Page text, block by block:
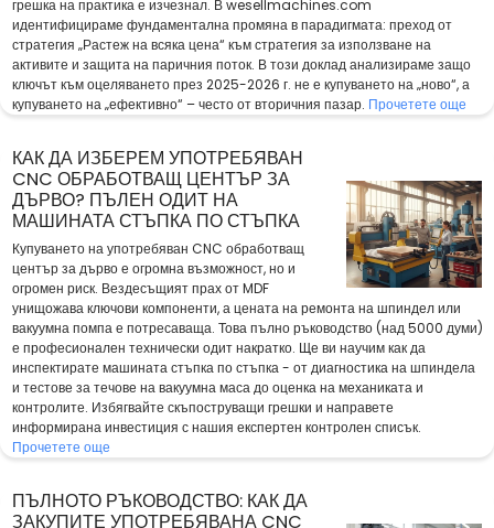
грешка на практика е изчезнал. В wesellmachines.com
идентифицираме фундаментална промяна в парадигмата: преход от
стратегия „Растеж на всяка цена“ към стратегия за използване на
активите и защита на паричния поток. В този доклад анализираме защо
ключът към оцеляването през 2025-2026 г. не е купуването на „ново“, а
купуването на „ефективно“ – често от вторичния пазар. Прочетете още
КАК ДА ИЗБЕРЕМ УПОТРЕБЯВАН
CNC ОБРАБОТВАЩ ЦЕНТЪР ЗА
ДЪРВО? ПЪЛЕН ОДИТ НА
МАШИНАТА СТЪПКА ПО СТЪПКА
Купуването на употребяван CNC обработващ
център за дърво е огромна възможност, но и
огромен риск. Вездесъщият прах от MDF
унищожава ключови компоненти, а цената на ремонта на шпиндел или
вакуумна помпа е потресаваща. Това пълно ръководство (над 5000 думи)
е професионален технически одит накратко. Ще ви научим как да
инспектирате машината стъпка по стъпка - от диагностика на шпиндела
и тестове за течове на вакуумна маса до оценка на механиката и
контролите. Избягвайте скъпоструващи грешки и направете
информирана инвестиция с нашия експертен контролен списък.
Прочетете още
ПЪЛНОТО РЪКОВОДСТВО: КАК ДА
ЗАКУПИТЕ УПОТРЕБЯВАНА CNC